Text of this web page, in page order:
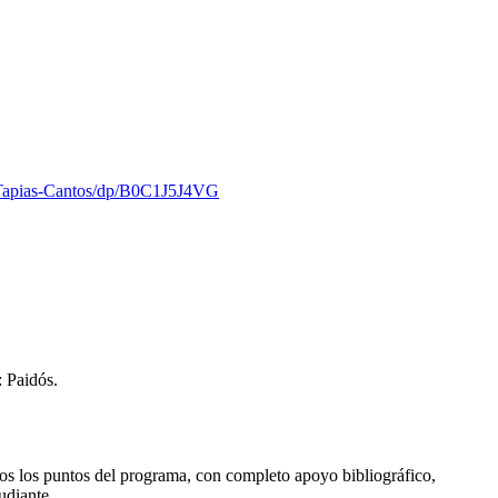
Cantos/dp/B0C1J5J4VG
Paidós.
los puntos del programa, con completo apoyo bibliográfico,